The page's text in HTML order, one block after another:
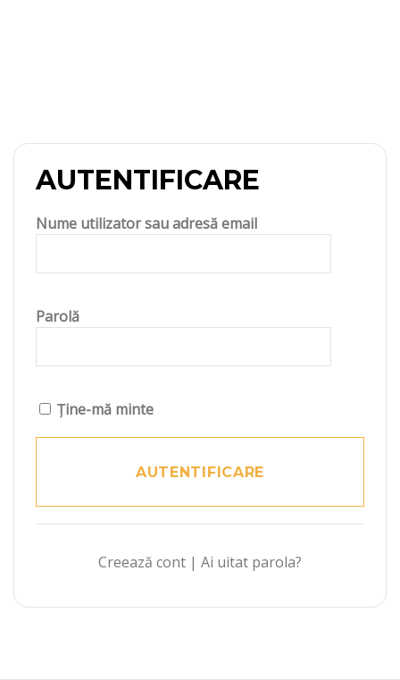
AUTENTIFICARE
Nume utilizator sau adresă email
Parolă
Ține-mă minte
Creează cont | Ai uitat parola?